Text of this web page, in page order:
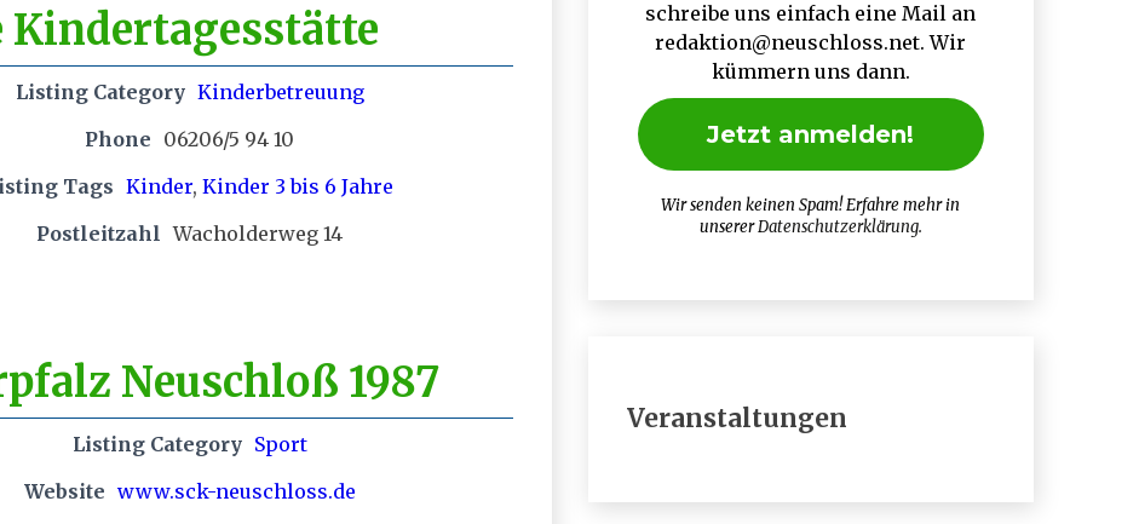
Kindertagesstätte
Listing Category Kinderbetreuung
Phone 06206/5 94 10
Tags Kinder,Kinder 3 bis 6 Jahre
Postleitzahl Wacholderweg 14
Neuschloß 1987
Listing Category Sport
Website www.sck-neuschloss.de
schreibe uns einfach eine Mail an
redaktion@neuschloss.net. Wir
kümmern uns dann.
Wir senden keinen Spam! Erfahre mehr in
unsererDatenschutzerklärung.
Veranstaltungen